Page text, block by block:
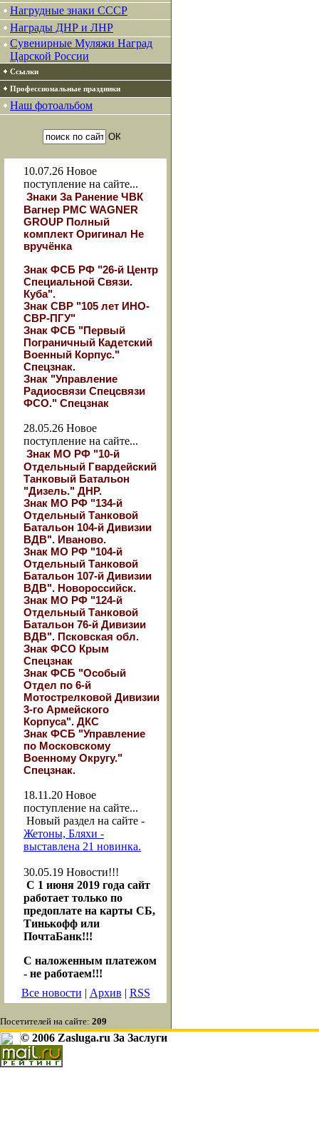
Нагрудные знаки СССР
Награды ДНР и ЛНР
Сувенирные Муляжи Наград
Царской России
Ссылки
Профессиональные праздники
Наш фотоальбом
10.07.26 Новое
поступление на сайте...
Знаки За Ранение ЧВК
Вагнер РМС WAGNER
GROUP Полный
комплект Оригинал Не
вручёнка
Знак ФСБ РФ "26-й Центр
Специальной Связи.
Куба".
Знак СВР "105 лет ИНО-
СВР-ПГУ"
Знак ФСБ "Первый
Пограничный Кадетский
Военный Корпус."
Спецзнак.
Знак "Управление
Радиосвязи Спецсвязи
ФСО." Спецзнак
28.05.26 Новое
поступление на сайте...
Знак МО РФ "10-й
Отдельный Гвардейский
Танковый Батальон
"Дизель." ДНР.
Знак МО РФ "134-й
Отдельный Танковой
Батальон 104-й Дивизии
ВДВ". Иваново.
Знак МО РФ "104-й
Отдельный Танковой
Батальон 107-й Дивизии
ВДВ". Новороссийск.
Знак МО РФ "124-й
Отдельный Танковой
Батальон 76-й Дивизии
ВДВ". Псковская обл.
Знак ФСО Крым
Спецзнак
Знак ФСБ "Особый
Отдел по 6-й
Мотострелковой Дивизии
3-го Армейского
Корпуса". ДКС
Знак ФСБ "Управление
по Московскому
Военному Округу."
Спецзнак.
18.11.20 Новое
поступление на сайте...
Новый раздел на сайте -
Жетоны, Бляхи -
выставлена 21 новинка.
30.05.19 Новости!!!
С 1 июня 2019 года сайт
работает только по
предоплате на карты СБ,
Тинькофф или
ПочтаБанк!!!
С наложенным платежом
- не работаем!!!
Все новости | Архив | RSS
Посетителей на сайте: 209
© 2006 Zasluga.ru За Заслуги